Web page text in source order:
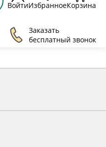
ВойтиИзбранноеКорзина
Заказать
бесплатный звонок